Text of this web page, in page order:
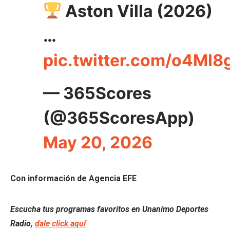
Aston Villa (2026)
…
pic.twitter.com/
— 365Scores
(@365ScoresApp)
May 20, 2026
Con información de Agencia EFE
Escucha tus programas favoritos en Unanimo Deportes
Radio, dale click aquí